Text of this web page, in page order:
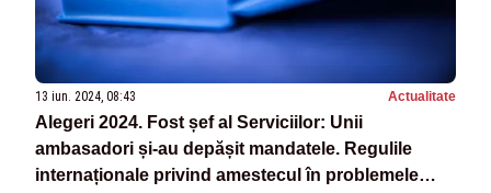
13 iun. 2024, 08:43 Actualitate
Alegeri 2024. Fost șef al Serviciilor: Unii
ambasadori și-au depășit mandatele. Regulile
internaționale privind amestecul în problemele